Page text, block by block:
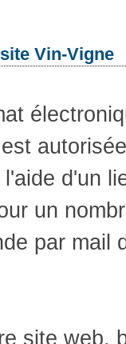
Vin-Vigne
d'un
un
par mail
site web,